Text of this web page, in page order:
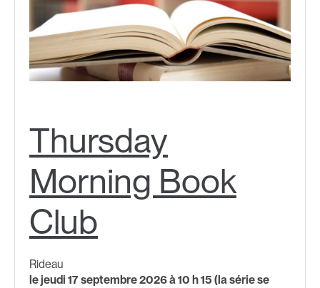
Thursday
Morning Book
Club
Rideau
le jeudi 17 septembre 2026 à 10 h 15 (la série se